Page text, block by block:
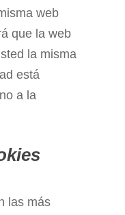
web
que la web
la misma
está
a la
las más